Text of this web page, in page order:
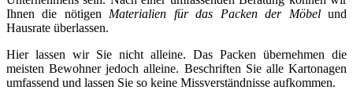
Ihnen die nötigen Materialien für das Packen der Möbelund
Hausrate überlassen.
Hier lassen wir Sie nicht alleine. Das Packen übernehmen die
meisten Bewohner jedoch alleine. Beschriften Sie alle Kartonagen
umfassend und lassen Sie so keine Missverständnisse aufkommen.